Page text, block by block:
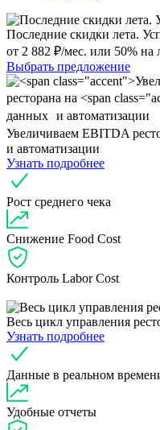
Последние скидки лета.
от 2 882 ₽/мес. или 50%
Выбрать предложение
Увеличиваем EBITDA
и автоматизации
Узнать подробнее
Рост среднего чека
Снижение Food Cost
Контроль Labor Cost
Весь цикл управления
Узнать подробнее
Данные в реальном
Удобные отчеты